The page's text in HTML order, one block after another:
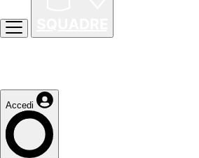
Accedi